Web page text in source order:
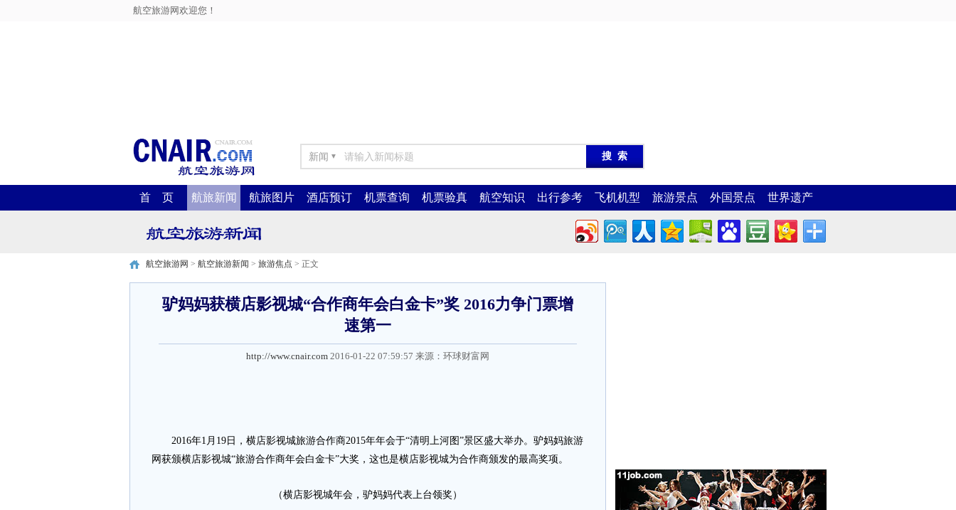
航空旅游网欢迎您！
新闻 ▼
首 页 航旅新闻 航旅图片 酒店预订 机票查询 机票验真 航空知识 出行参考 飞机机型 旅游景点 外国景点 世界遗产
航空旅游网 > 航空旅游新闻 > 旅游焦点 > 正文
驴妈妈获横店影视城“合作商年会白金卡”奖 2016力争门票增
速第一
http://www.cnair.com 2016-01-22 07:59:57 来源： 环球财富网
2016年1月19日，横店影视城旅游合作商2015年年会于“清明上河图”景区盛大举办。驴妈妈旅游
网获颁横店影视城“旅游合作商年会白金卡”大奖，这也是横店影视城为合作商颁发的最高奖项。
（横店影视城年会，驴妈妈代表上台领奖）